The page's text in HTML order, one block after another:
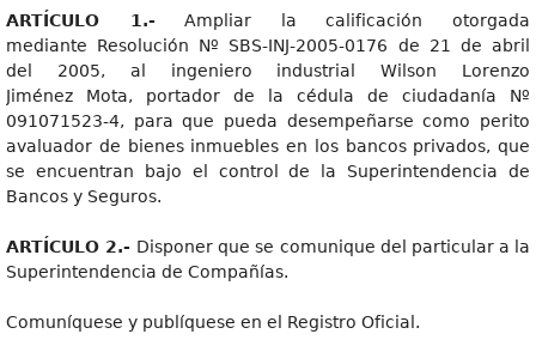
ARTÍCULO 1.- Ampliar la calificación otorgada
mediante Resolución Nº SBS-INJ-2005-0176 de 21 de abril
del 2005, al ingeniero industrial Wilson Lorenzo
Jiménez Mota, portador de la cédula de ciudadanía Nº
091071523-4, para que pueda desempeñarse como perito
avaluador de bienes inmuebles en los bancos privados, que
se encuentran bajo el control de la Superintendencia de
Bancos y Seguros.
ARTÍCULO 2.- Disponer que se comunique del particular a la
Superintendencia de Compañías.
Comuníquese y publíquese en el Registro Oficial.